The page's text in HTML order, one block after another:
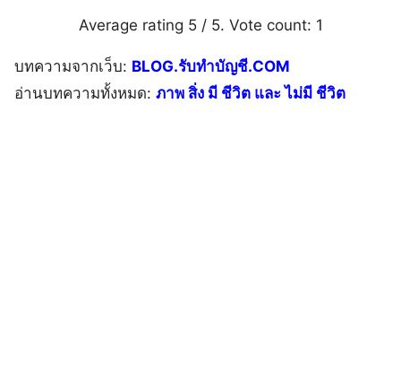
Average rating 5/ 5. Vote count: 1
บทความจากเว็บ: BLOG.รับทำบัญชี.COM
อ่านบทความทั้งหมด: ภาพ สิ่ง มี ชีวิต และ ไม่มี ชีวิต